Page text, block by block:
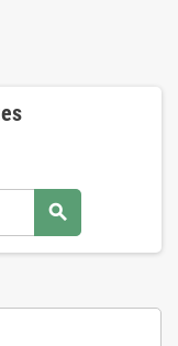
search